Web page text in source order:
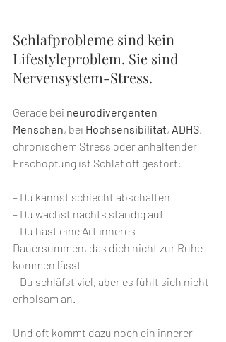
Schlafprobleme sind kein
Lifestyleproblem. Sie sind
Nervensystem-Stress.
Gerade bei neurodivergenten
Menschen, bei Hochsensibilität, ADHS,
chronischem Stress oder anhaltender
Erschöpfung ist Schlaf oft gestört:
– Du kannst schlecht abschalten
– Du wachst nachts ständig auf
– Du hast eine Art inneres
Dauersummen, das dich nicht zur Ruhe
kommen lässt
– Du schläfst viel, aber es fühlt sich nicht
erholsam an.
Und oft kommt dazu noch ein innerer